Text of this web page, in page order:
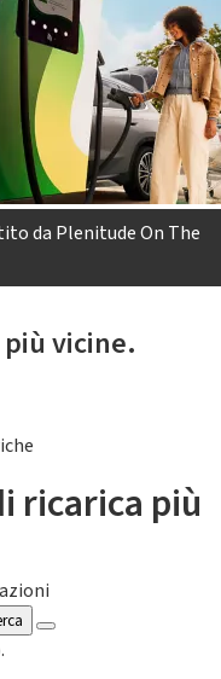
da Plenitude On The
vicine.
ricarica più